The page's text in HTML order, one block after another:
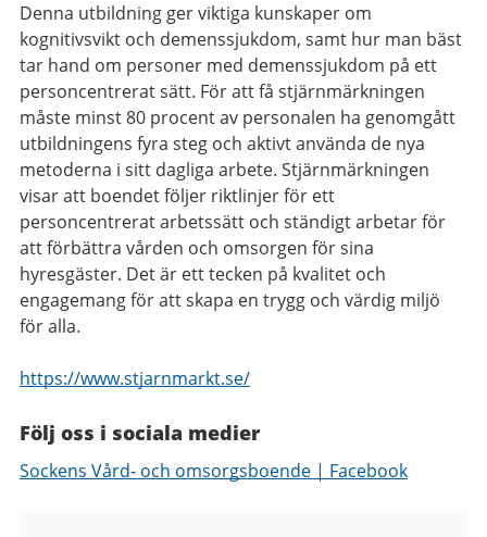
Denna utbildning ger viktiga kunskaper om
kognitivsvikt och demenssjukdom, samt hur man bäst
tar hand om personer med demenssjukdom på ett
personcentrerat sätt. För att få stjärnmärkningen
måste minst 80 procent av personalen ha genomgått
utbildningens fyra steg och aktivt använda de nya
metoderna i sitt dagliga arbete. Stjärnmärkningen
visar att boendet följer riktlinjer för ett
personcentrerat arbetssätt och ständigt arbetar för
att förbättra vården och omsorgen för sina
hyresgäster. Det är ett tecken på kvalitet och
engagemang för att skapa en trygg och värdig miljö
för alla.
https://www.stjarnmarkt.se/
Följ oss i sociala medier
Sockens Vård- och omsorgsboende | Facebook